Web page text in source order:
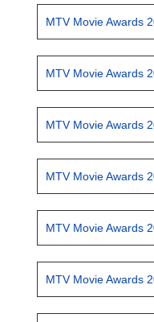
MTV Movie Awards
MTV Movie Awards
MTV Movie Awards
MTV Movie Awards
MTV Movie Awards
MTV Movie Awards